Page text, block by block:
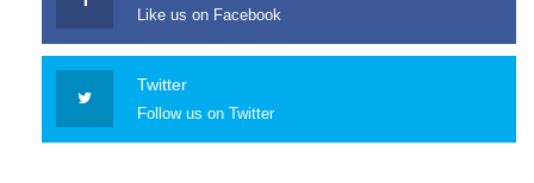
Like us on Facebook
Twitter
Follow us on Twitter